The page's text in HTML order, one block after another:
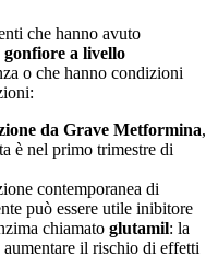
che hanno avuto
gonfiore a livello
o che hanno condizioni
da Grave Metformina,
è nel primo trimestre di
contemporanea di
può essere utile inibitore
chiamato glutamil: la
il rischio di effetti